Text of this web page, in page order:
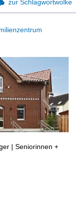
zur Schlagwortwolke
| Seniorinnen +